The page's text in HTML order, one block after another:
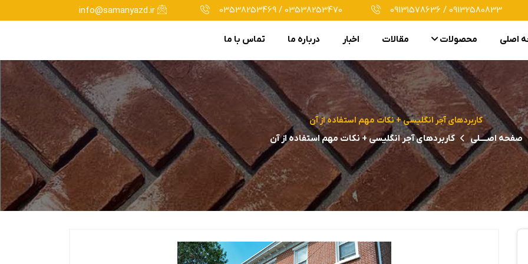
info@samanyazd.ir 03538253469 / 03538253470 09131578636 / 09132580833
اصلی محصولات مقالات اخبار درباره ما تماس با ما
کاربردهای آجر انگلیسی + نکات مهم استفاده از آن
صفحه اصــــلی کاربردهای آجر انگلیسی + نکات مهم استفاده از آن